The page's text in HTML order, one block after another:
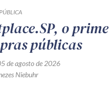
o
públicas
de agosto de 2026
Niebuhr